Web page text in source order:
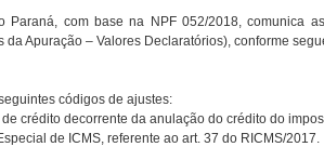
Paraná, com base na NPF 052/2018, comunica
da Apuração – Valores Declaratórios), conforme
códigos de ajustes:
crédito decorrente da anulação do crédito do
de ICMS, referente ao art. 37 do RICMS/2017.